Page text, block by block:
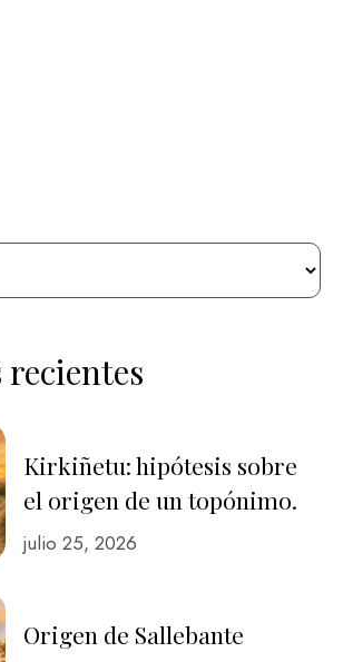
Gorka Knörr rescató el …
Kirkiñetu: hipótesis sobre
el origen de un topónimo.
julio 25, 2026
Origen de Sallebante